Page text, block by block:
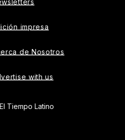
impresa
de Nosotros
with us
Tiempo Latino